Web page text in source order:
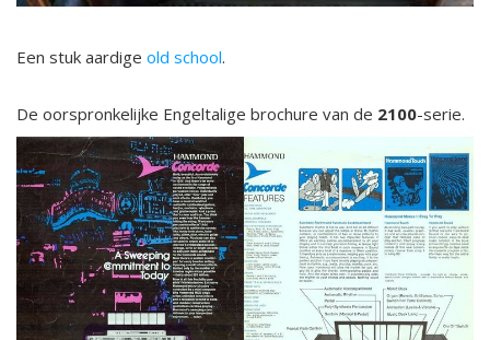
Een stuk aardige old school.
De oorspronkelijke Engeltalige brochure van de 2100-serie.